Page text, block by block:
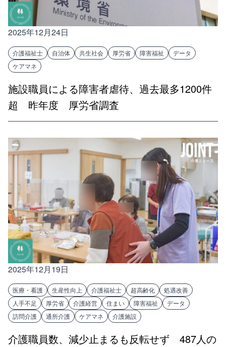
2025年12月24日
介護福祉士 自治体 共生社会 厚労省 障害福祉
データ
ケアマネ
施設職員による障害者虐待、過去最多1200件
超 昨年度 厚労省調査
2025年12月19日
医療・看護 生産性向上 介護福祉士 超高齢化
処遇改善
人手不足
厚労省 介護経営 住まい 障害福祉
データ
訪問介護
通所介護 ケアマネ 介護施設
介護職員数、減少止まるも反転せず 487人の